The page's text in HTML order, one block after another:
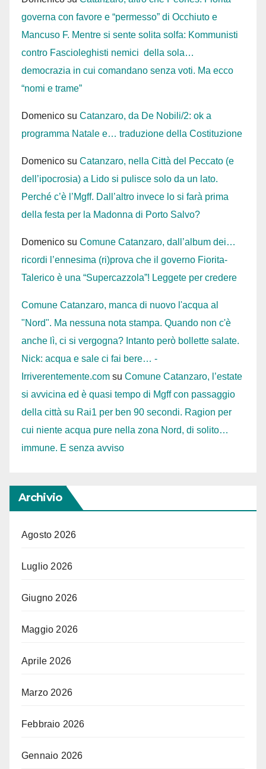
governa con favore e “permesso” di Occhiuto e
Mancuso F. Mentre si sente solita solfa: Kommunisti
contro Fascioleghisti nemici della sola…
democrazia in cui comandano senza voti. Ma ecco
“nomi e trame”
Domenico su Catanzaro, da De Nobili/2: ok a
programma Natale e… traduzione della Costituzione
Domenico su Catanzaro, nella Città del Peccato (e
dell’ipocrosia) a Lido si pulisce solo da un lato.
Perché c’è l’Mgff. Dall’altro invece lo si farà prima
della festa per la Madonna di Porto Salvo?
Domenico su Comune Catanzaro, dall’album dei…
ricordi l’ennesima (ri)prova che il governo Fiorita-
Talerico è una “Supercazzola”! Leggete per credere
Comune Catanzaro, manca di nuovo l'acqua al
"Nord". Ma nessuna nota stampa. Quando non c'è
anche lì, ci si vergogna? Intanto però bollette salate.
Nick: acqua e sale ci fai bere… -
Irriverentemente.com su Comune Catanzaro, l’estate
si avvicina ed è quasi tempo di Mgff con passaggio
della città su Rai1 per ben 90 secondi. Ragion per
cui niente acqua pure nella zona Nord, di solito…
immune. E senza avviso
Archivio
Agosto 2026
Luglio 2026
Giugno 2026
Maggio 2026
Aprile 2026
Marzo 2026
Febbraio 2026
Gennaio 2026